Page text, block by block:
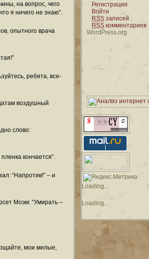
на вопрос, чего
я ничего не знаю”.
опытного врача
ребята, все-
воздушный
слово:
кончается”.
“Напротив!” – и
Моэм: “Умирать –
мои милые,
Регистрация
Войти
RSS записей
RSS комментариев
WordPress.org
Loading...
Loading...